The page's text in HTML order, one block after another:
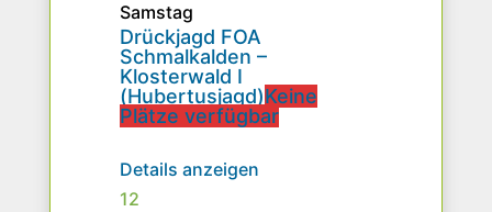
Samstag
Drückjagd FOA
Schmalkalden –
Klosterwald I
(Hubertusjagd)Keine
Plätze verfügbar
Details anzeigen
12